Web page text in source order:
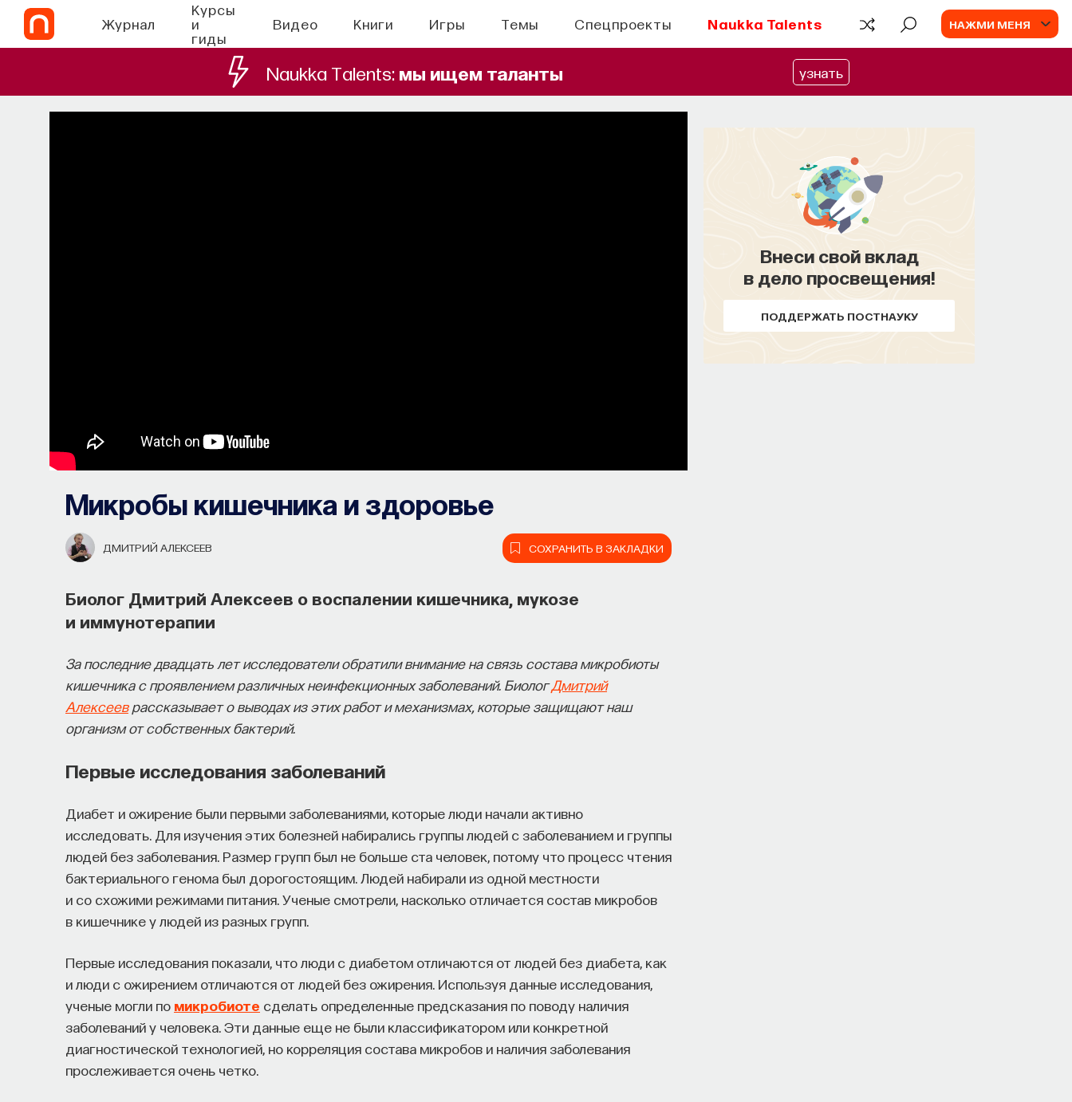
Журнал
Курсы
и
гиды
Видео Книги Игры Темы Спецпроекты Naukka Talents НАЖМИ МЕНЯ
Naukka Talents: мы ищем таланты узнать
Микробы кишечника и здоровье
ДМИТРИЙ АЛЕКСЕЕВ СОХРАНИТЬ В ЗАКЛАДКИ
Биолог Дмитрий Алексеев о воспалении кишечника, мукозе
и иммунотерапии
За последние двадцать лет исследователи обратили внимание на связь состава микробиоты
кишечника с проявлением различных неинфекционных заболеваний. БиологДмитрий
Алексееврассказывает о выводах из этих работ и механизмах, которые защищают наш
организм от собственных бактерий.
Первые исследования заболеваний
Диабет и ожирение были первыми заболеваниями, которые люди начали активно
исследовать. Для изучения этих болезней набирались группы людей с заболеванием и группы
людей без заболевания. Размер групп был не больше ста человек, потому что процесс чтения
бактериального генома был дорогостоящим. Людей набирали из одной местности
и со схожими режимами питания. Ученые смотрели, насколько отличается состав микробов
в кишечнике у людей из разных групп.
Первые исследования показали, что люди с диабетом отличаются от людей без диабета, как
и люди с ожирением отличаются от людей без ожирения. Используя данные исследования,
ученые могли по микробиоте сделать определенные предсказания по поводу наличия
заболеваний у человека. Эти данные еще не были классификатором или конкретной
диагностической технологией, но корреляция состава микробов и наличия заболевания
прослеживается очень четко.
Внеси свой вклад
в дело просвещения!
ПОДДЕРЖАТЬ ПОСТНАУКУ